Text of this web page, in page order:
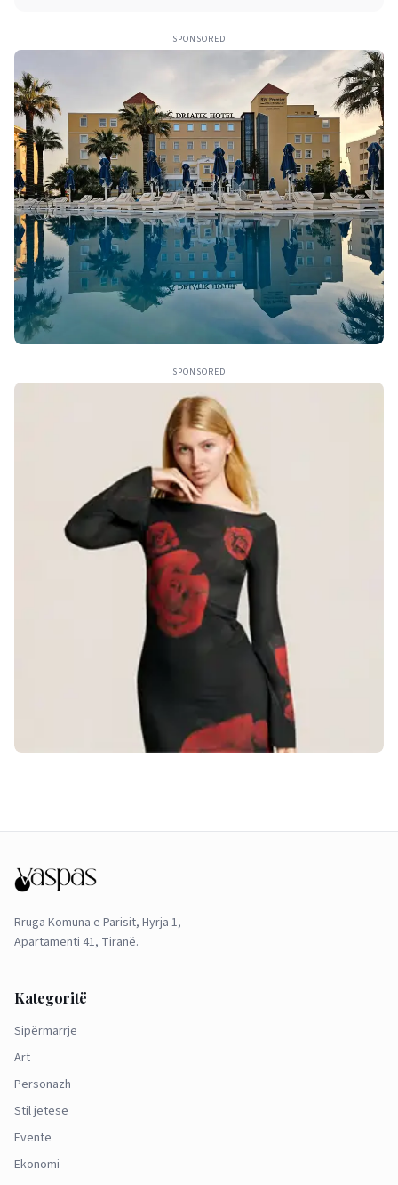
SPONSORED
SPONSORED
Rruga Komuna e Parisit, Hyrja 1,
Apartamenti 41, Tiranë.
Kategoritë
Sipërmarrje
Art
Personazh
Stil jetese
Evente
Ekonomi